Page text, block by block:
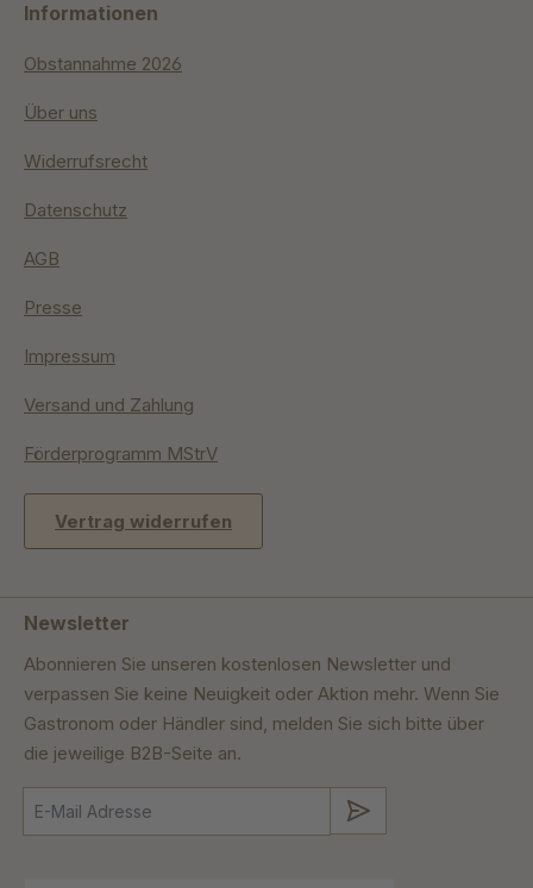
Informationen
Obstannahme 2026
Über uns
Widerrufsrecht
Datenschutz
AGB
Presse
Impressum
Versand und Zahlung
Förderprogramm MStrV
Vertrag widerrufen
Newsletter
Abonnieren Sie unseren kostenlosen Newsletter und
verpassen Sie keine Neuigkeit oder Aktion mehr. Wenn Sie
Gastronom oder Händler sind, melden Sie sich bitte über
die jeweilige B2B-Seite an.